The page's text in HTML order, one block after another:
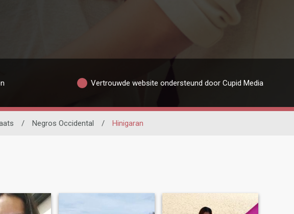
Vertrouwde website ondersteund door Cupid Media
/ Negros Occidental / Hinigaran